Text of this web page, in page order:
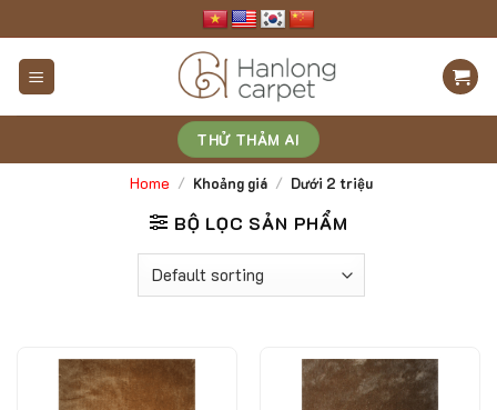
to
content
THỬ THẢM AI
Home / Khoảng giá / Dưới 2 triệu
BỘ LỌC SẢN PHẨM